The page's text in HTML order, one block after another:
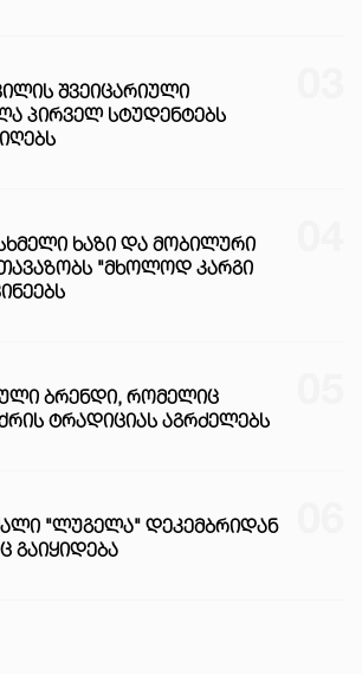
ᲨᲕᲔᲘᲪᲐᲠᲘᲣᲚᲘ
ᲞᲘᲠᲕᲔᲚ ᲡᲢᲣᲓᲔᲜᲢᲔᲑᲡ
ᲮᲐᲖᲘ ᲓᲐ ᲛᲝᲑᲘᲚᲣᲠᲘ
"ᲛᲮᲝᲚᲝᲓ ᲙᲐᲠᲒᲘ
ᲑᲠᲔᲜᲓᲘ, ᲠᲝᲛᲔᲚᲘᲪ
ᲢᲠᲐᲓᲘᲪᲘᲐᲡ ᲐᲒᲠᲫᲔᲚᲔᲑᲡ
"ᲚᲣᲒᲔᲚᲐ" ᲓᲔᲙᲔᲛᲑᲠᲘᲓᲐᲜ
ᲒᲐᲘᲧᲘᲓᲔᲑᲐ